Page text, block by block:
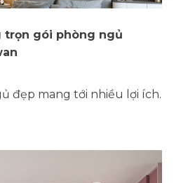
trọn gói phòng ngủ
đẹp mang tới nhiều lợi ích.